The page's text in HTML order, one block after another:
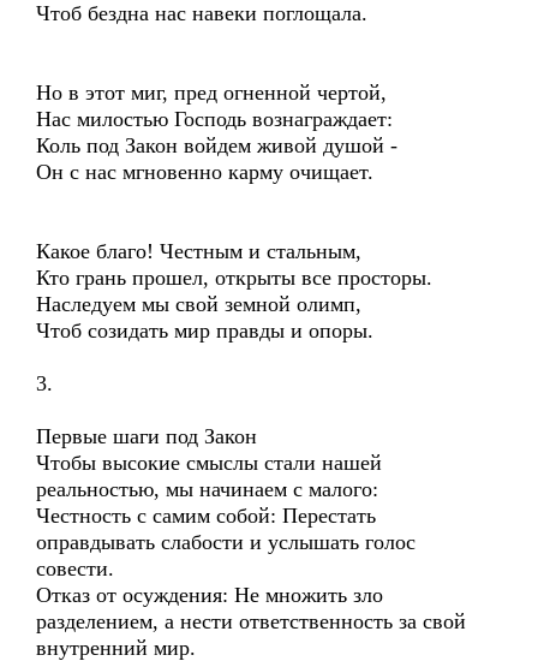
Чтоб бездна нас навеки поглощала.
Но в этот миг, пред огненной чертой,
Нас милостью Господь вознаграждает:
Коль под Закон войдем живой душой -
Он с нас мгновенно карму очищает.
Какое благо! Честным и стальным,
Кто грань прошел, открыты все просторы.
Наследуем мы свой земной олимп,
Чтоб созидать мир правды и опоры.
3.
Первые шаги под Закон
Чтобы высокие смыслы стали нашей
реальностью, мы начинаем с малого:
Честность с самим собой: Перестать
оправдывать слабости и услышать голос
совести.
Отказ от осуждения: Не множить зло
разделением, а нести ответственность за свой
внутренний мир.